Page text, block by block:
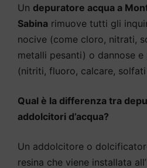
Un depuratore acqua a
Sabina rimuove tutti gli
nocive (come cloro, nitrati,
metalli pesanti) o dannose
(nitriti, fluoro, calcare,
Qual è la differenza tra
addolcitori d’acqua?
Un addolcitore o
resina che viene installata